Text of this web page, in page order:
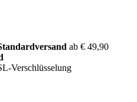
ab € 49,90
Verschlüsselung